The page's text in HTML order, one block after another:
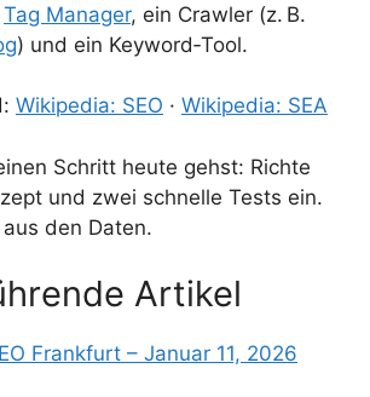
Tag Manager, ein Crawler (z. B.
) und ein Keyword‑Tool.
Wikipedia: SEO · Wikipedia: SEA
Schritt heute gehst: Richte
und zwei schnelle Tests ein.
den Daten.
Artikel
Frankfurt – Januar 11, 2026